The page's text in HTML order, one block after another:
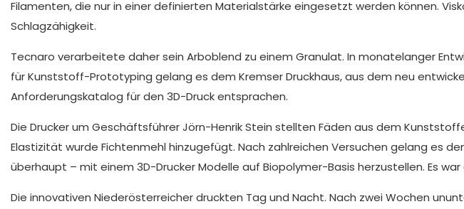
Filamenten, die nur in einer definierten Materialstärke eingesetzt werden können.
Schlagzähigkeit.
Tecnaro verarbeitete daher sein Arboblend zu einem Granulat. In monatelanger
für Kunststoff-Prototyping gelang es dem Kremser Druckhaus, aus dem neu
Anforderungskatalog für den 3D-Druck entsprachen.
Die Drucker um Geschäftsführer Jörn-Henrik Stein stellten Fäden aus dem
Elastizität wurde Fichtenmehl hinzugefügt. Nach zahlreichen Versuchen gelang es
überhaupt – mit einem 3D-Drucker Modelle auf Biopolymer-Basis herzustellen. Es
Die innovativen Niederösterreicher druckten Tag und Nacht. Nach zwei Wochen